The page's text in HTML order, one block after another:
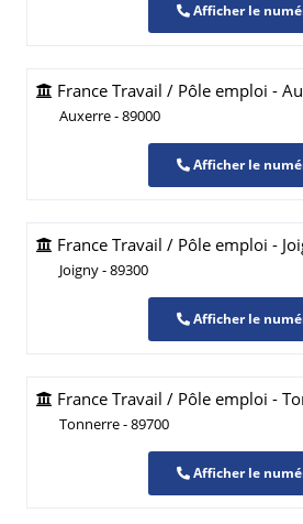
Afficher le
France Travail / Pôle emploi -
Auxerre - 89000
Afficher le
France Travail / Pôle emploi -
Joigny - 89300
Afficher le
France Travail / Pôle emploi -
Tonnerre - 89700
Afficher le